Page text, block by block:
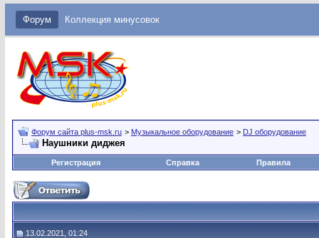
Форум Коллекция минусовок
Форум сайта plus-msk.ru > Музыкальное оборудование > DJ оборудование
Наушники диджея
Регистрация Справка Правила
13.02.2021, 01:24